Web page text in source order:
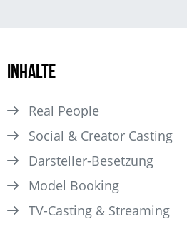
Inhalte
Real People
Social & Creator Casting
Darsteller­-Besetzung
Model Booking
TV-Casting & Streaming